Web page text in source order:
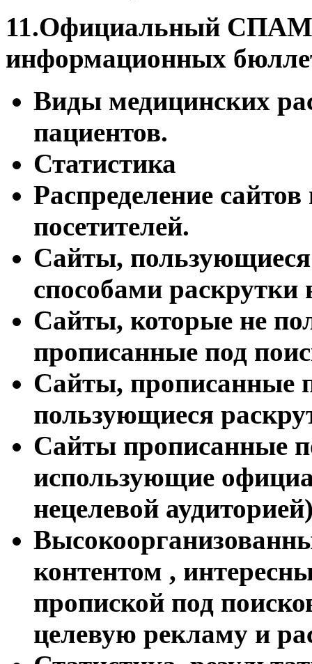
11.Официальный СПАМ
информационных
Виды медицинских
пациентов.
Статистика
Распределение
посетителей.
Сайты,
способами раскрутки
Сайты, которые не
прописанные под
Сайты, прописанные
пользующиеся
Сайты прописанные
использующие
нецелевой
контентом ,
пропиской под
целевую рекламу и